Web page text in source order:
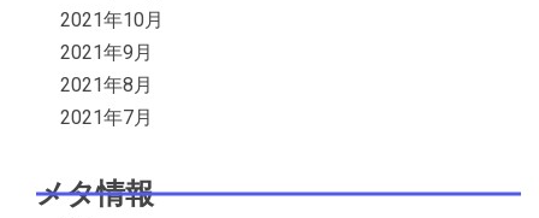
2021年10月
2021年9月
2021年8月
2021年7月
メタ情報